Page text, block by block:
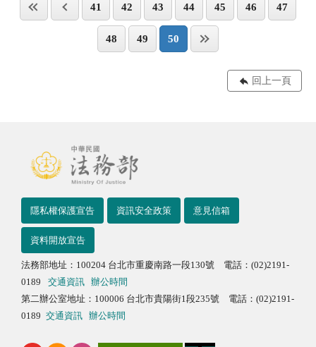
41 42 43 44 45 46 47
48 49 50
回上一頁
隱私權保護宣告 資訊安全政策 意見信箱
資料開放宣告
法務部地址：100204 台北市重慶南路一段130號 電話：(02)2191-
0189
交通資訊
辦公時間
第二辦公室地址：100006 台北市貴陽街1段235號 電話：(02)2191-
0189 交通資訊 辦公時間